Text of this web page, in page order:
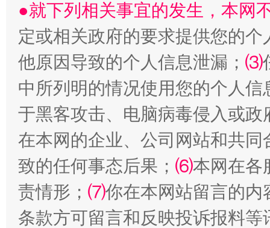
阿坝州三大球赛在茂县开幕 规模
●就下列相关事宜的发生，本网
定或相关政府的要求提供您的个
他原因导致的个人信息泄漏； ⑶
中所列明的情况使用您的个人
于黑客攻击、电脑病毒侵入或
在本网的企业、公司网站和共
致的任何事态后果； ⑹本网在各
责情形； ⑺你在本网站留言的内
条款方可留言和反映投诉报料